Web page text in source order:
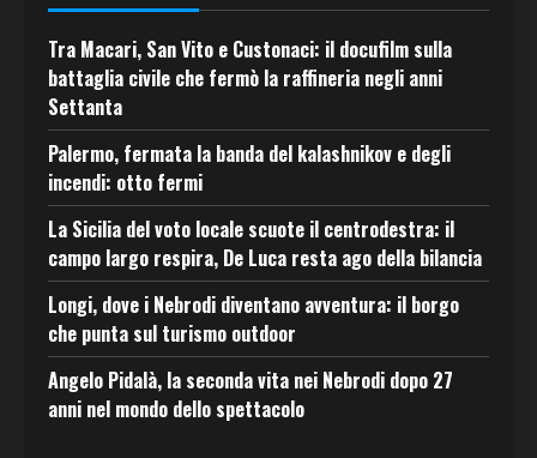
Tra Macari, San Vito e Custonaci: il docufilm sulla
battaglia civile che fermò la raffineria negli anni
Settanta
Palermo, fermata la banda del kalashnikov e degli
incendi: otto fermi
La Sicilia del voto locale scuote il centrodestra: il
campo largo respira, De Luca resta ago della bilancia
Longi, dove i Nebrodi diventano avventura: il borgo
che punta sul turismo outdoor
Angelo Pidalà, la seconda vita nei Nebrodi dopo 27
anni nel mondo dello spettacolo